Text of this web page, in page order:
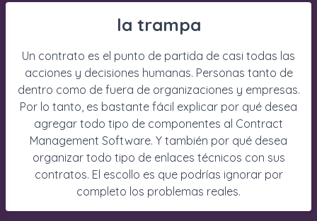
la trampa
Un contrato es el punto de partida de casi todas las
acciones y decisiones humanas. Personas tanto de
dentro como de fuera de organizaciones y empresas.
Por lo tanto, es bastante fácil explicar por qué desea
agregar todo tipo de componentes al Contract
Management Software. Y también por qué desea
organizar todo tipo de enlaces técnicos con sus
contratos. El escollo es que podrías ignorar por
completo los problemas reales.